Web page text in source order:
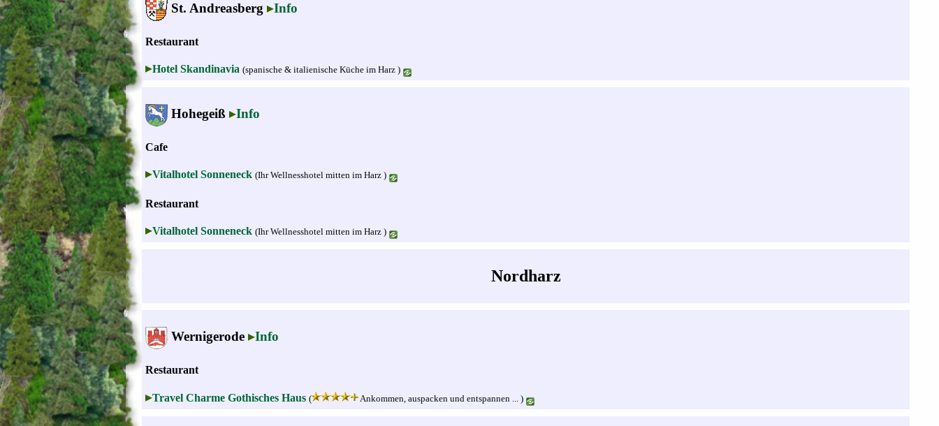
St. Andreasberg Info
Restaurant
Hotel Skandinavia (spanische & italienische Küche im Harz )
Hohegeiß Info
Cafe
Vitalhotel Sonneneck (Ihr Wellnesshotel mitten im Harz )
Restaurant
Vitalhotel Sonneneck (Ihr Wellnesshotel mitten im Harz )
Nordharz
Wernigerode Info
Restaurant
Travel Charme Gothisches Haus ( Ankommen, auspacken und entspannen ... )